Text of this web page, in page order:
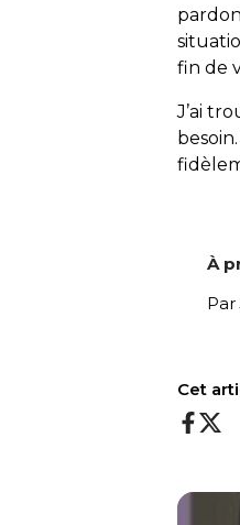
fin de
J’ai
À
Par
Cet